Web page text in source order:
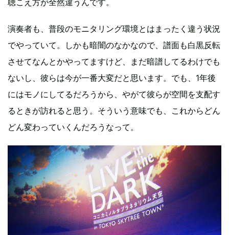
聴こえ方が全然違うんです。
演奏者も、普段のモニタリング環境とはまったく違う状況
でやっていて。しかも暗闇のなかなので、譜面も白黒反転
させてなんとかやってますけど、まだ暗譜してるわけでも
ないし、彼らは今が一番大変だと思います。でも、1年後
にはモノにしてるだろうから、やがて彼らが空間を支配す
るときが訪れると思う。そういう意味でも、これからどん
どん変わっていくんだろうなって。